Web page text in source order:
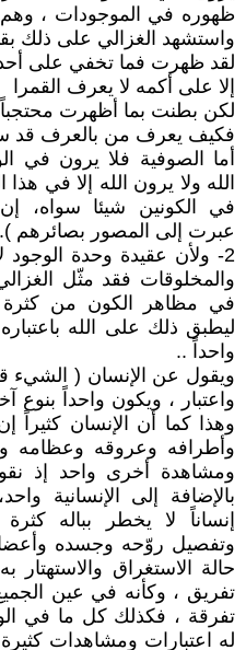
ظهوره في الموجودات ، وهم
واستشهد الغزالي على ذلك
لقد ظهرت فما تخفي على
إلا على أكمه لا يعرف القمرا
لكن بطنت بما أظهرت محتجباً
فكيف يعرف من بالعرف قد
أما الصوفية فلا يرون في
الله ولا يرون الله إلا في هذا
في الكونين شيئا سواه،
عبرت إلى المصور بصائرهم ).
2- ولأن عقيدة وحدة الوجود
والمخلوقات فقد مثّل
في مظاهر الكون من كثرة
ليطبق ذلك على الله
واحداً ..
ويقول عن الإنسان ( الشيء
واعتبار ، ويكون واحداً بنوع
وهذا كما أن الإنسان
وأطرافه وعروقه وعظامه
ومشاهدة أخرى واحد إذ
بالإضافة إلى الإنسانية
إنساناً لا يخطر بباله
وتفصيل روّحه وجسده
حالة الاستغراق
تفريق ، وكأنه في عين
تفرقة ، فكذلك كل ما في
له اعتبارات ومشاهدات